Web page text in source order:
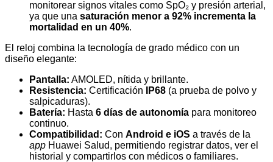
monitorear signos vitales como SpO₂ y presión arterial,
ya que una saturación menor a 92% incrementa la
mortalidad en un 40%.
El reloj combina la tecnología de grado médico con un
diseño elegante:
Pantalla: AMOLED, nítida y brillante.
Resistencia: Certificación IP68 (a prueba de polvo y
salpicaduras).
Batería: Hasta 6 días de autonomía para monitoreo
continuo.
Compatibilidad: Con Android e iOS a través de la
app Huawei Salud, permitiendo registrar datos, ver el
historial y compartirlos con médicos o familiares.